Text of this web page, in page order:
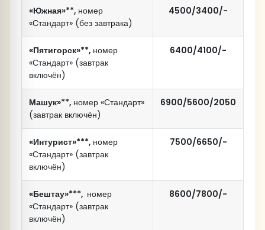
Переезд в Махачкалу.
19.00 - Возвращение в отель.
Свободное время
Доп. расходы:
300 рублей с человека - Крепость Нарын-
Кала входной билет
Ужин
Переезд в этнокомплекс «ГЛАВРЫБА»
16:00 Поздний обед (за доп. плату)
Переезд в г. Пятигорск.
Позднее возвращение после 02.00 часов.
Отъезд.
Доп. расходы:
1000 - рублей с человека Катание на
«Южная»**, номер
«Стандарт» (без завтрака)
4500/3400/-
«Пятигорск»**, номер
«Стандарт» (завтрак
включён)
6400/4100/-
Машук»**, номер «Стандарт»
(завтрак включён)
6900/5600/2050
«Интурист»***, номер
«Стандарт» (завтрак
включён)
7500/6650/-
«Бештау»***, номер
«Стандарт» (завтрак
включён)
8600/7800/-